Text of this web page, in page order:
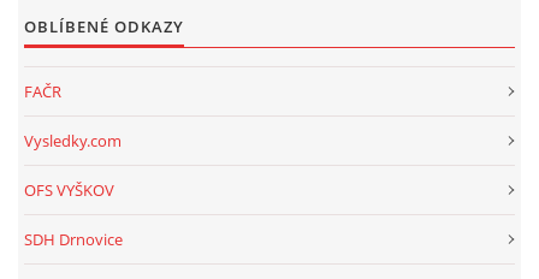
OBLÍBENÉ ODKAZY
FAČR
Vysledky.com
OFS VYŠKOV
SDH Drnovice